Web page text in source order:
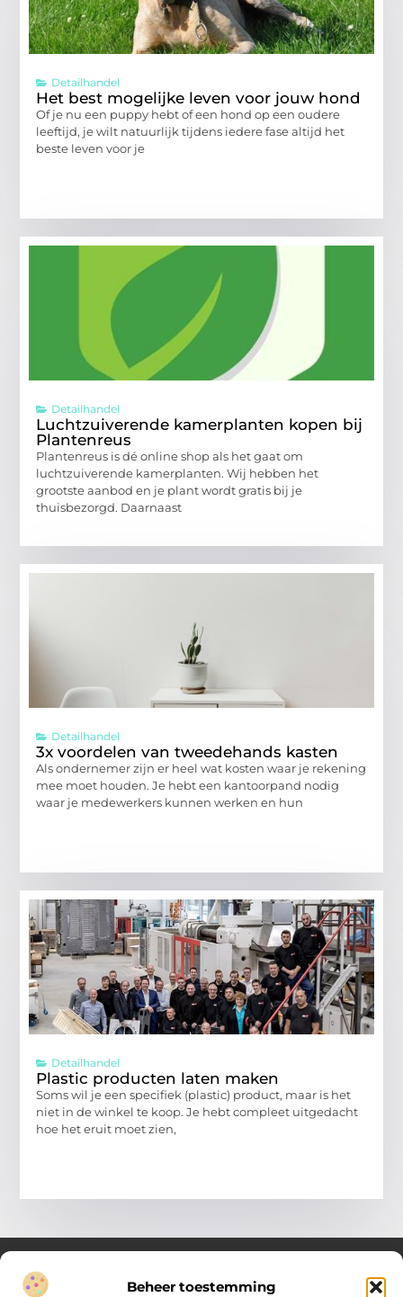
Beheer toestemming
Detailhandel
Het best mogelijke leven voor jouw hond
Of je nu een puppy hebt of een hond op een oudere
leeftijd, je wilt natuurlijk tijdens iedere fase altijd het
beste leven voor je
Detailhandel
Luchtzuiverende kamerplanten kopen bij
Plantenreus
Plantenreus is dé online shop als het gaat om
luchtzuiverende kamerplanten. Wij hebben het
grootste aanbod en je plant wordt gratis bij je
thuisbezorgd. Daarnaast
Detailhandel
3x voordelen van tweedehands kasten
Als ondernemer zijn er heel wat kosten waar je rekening
mee moet houden. Je hebt een kantoorpand nodig
waar je medewerkers kunnen werken en hun
Detailhandel
Plastic producten laten maken
Soms wil je een specifiek (plastic) product, maar is het
niet in de winkel te koop. Je hebt compleet uitgedacht
hoe het eruit moet zien,